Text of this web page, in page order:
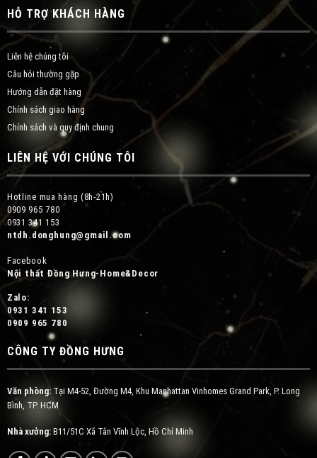
HỖ TRỢ KHÁCH HÀNG
Liên hệ chúng tôi
Câu hỏi thường gặp
Hướng dẫn đặt hàng
Chính sách giao hàng
Chính sách và quy định chung
LIÊN HỆ VỚI CHÚNG TÔI
Hotline mua hàng (8h-21h)
0909 965 780
0931 341 153
ntdh.donghung@gmail.com
Facebook
Nội thất Đồng Hưng-Home&Decor
Zalo:
0931 341 153
0909 965 780
CÔNG TY ĐỒNG HƯNG
Văn phòng:Tại M4-52, Đường M4, Khu Manhattan Vinhomes Grand Park, P. Long
Bình, TP. HCM
Nhà xưởng:B11/51C Xã Tân Vĩnh Lộc, Hồ Chí Minh